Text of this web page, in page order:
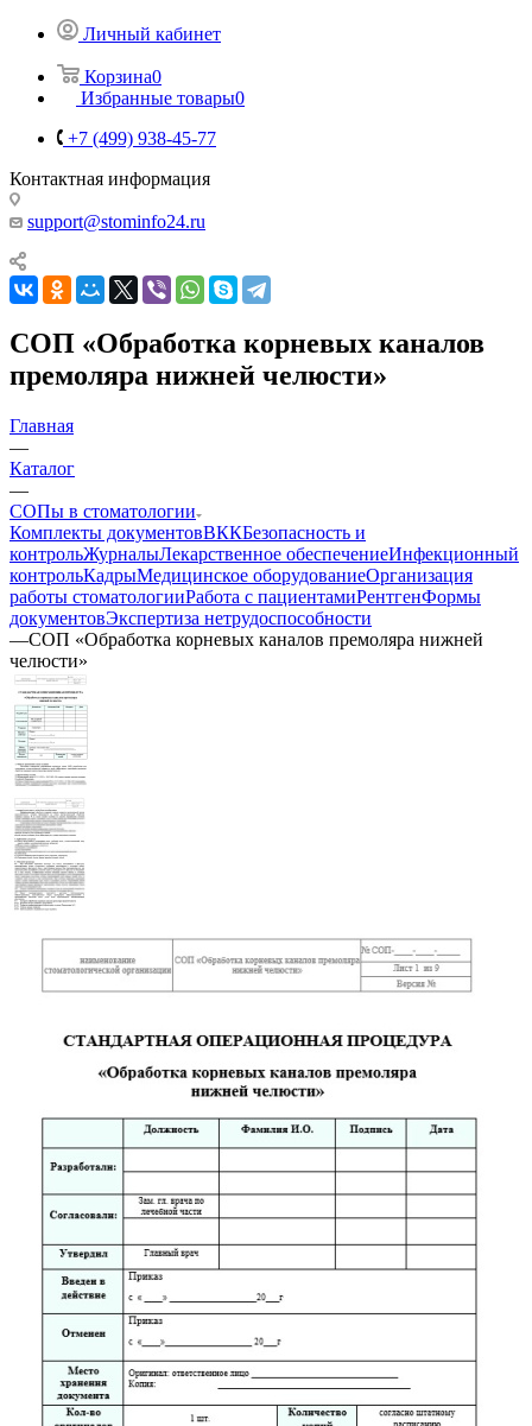
Личный кабинет
Корзина0
Избранные товары0
+7 (499) 938-45-77
Контактная информация
support@stominfo24.ru
СОП «Обработка корневых каналов
премоляра нижней челюсти»
Главная
—
Каталог
—
СОПы в стоматологии
Комплекты документовВККБезопасность и
контрольЖурналыЛекарственное обеспечениеИнфекционный
контрольКадрыМедицинское оборудованиеОрганизация
работы стоматологииРабота с пациентамиРентгенФормы
документовЭкспертиза нетрудоспособности
—СОП «Обработка корневых каналов премоляра нижней
челюсти»